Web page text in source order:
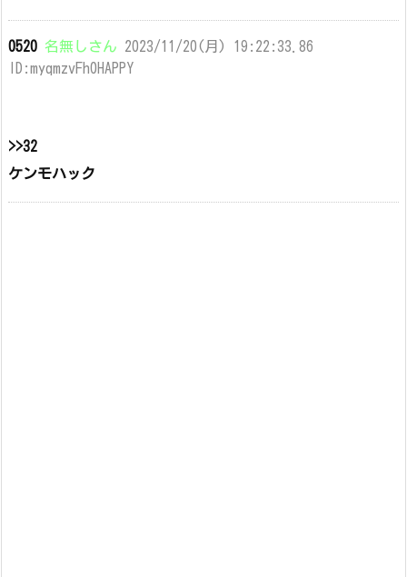
0520 名無しさん 2023/11/20(月) 19:22:33.86
ID:myqmzvFh0HAPPY
>>32
ケンモハック